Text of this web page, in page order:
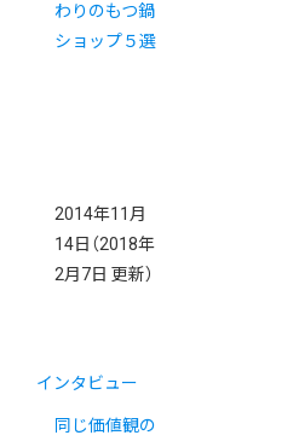
わりのもつ鍋
ショップ５選
2014年11月
14日 （2018年
2月7日 更新）
インタビュー
同じ価値観の